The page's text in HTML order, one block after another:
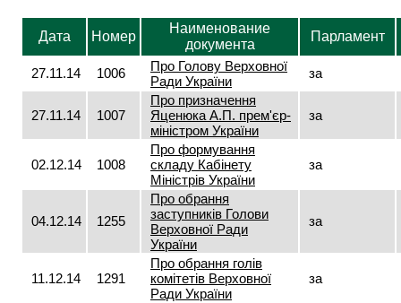
Дата Номер
Наименование
документа
Парламент
27.11.14 1006
Про Голову Верховної
Ради України
за
27.11.14 1007
Про призначення
Яценюка А.П. прем'єр-
міністром України
за
02.12.14 1008
Про формування
складу Кабінету
Міністрів України
за
04.12.14 1255
Про обрання
заступників Голови
Верховної Ради
України
за
11.12.14 1291
Про обрання голів
комітетів Верховної
Ради України
за